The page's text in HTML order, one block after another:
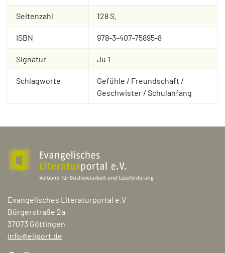
Seitenzahl 128 S.
ISBN 978-3-407-75895-8
Signatur Ju 1
Schlagworte
Gefühle / Freundschaft /
Geschwister / Schulanfang
Evangelisches Literaturportal e.V
Bürgerstraße 2a
37073 Göttingen
info@eliport.de